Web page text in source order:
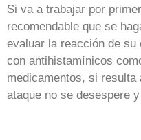
Si va a trabajar por
recomendable que se
evaluar la reacción de
con antihistamínicos
medicamentos, si resulta
ataque no se desespere